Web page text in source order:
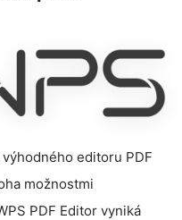
editoru PDF
možnostmi
PDF Editor vyniká